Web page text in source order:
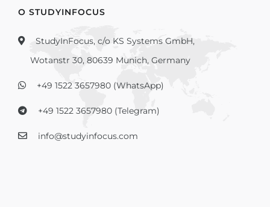
О STUDYINFOCUS
StudyInFocus, c/o KS Systems GmbH,
Wotanstr 30, 80639 Munich, Germany
+49 1522 3657980 (WhatsApp)
+49 1522 3657980 (Telegram)
info@studyinfocus.com